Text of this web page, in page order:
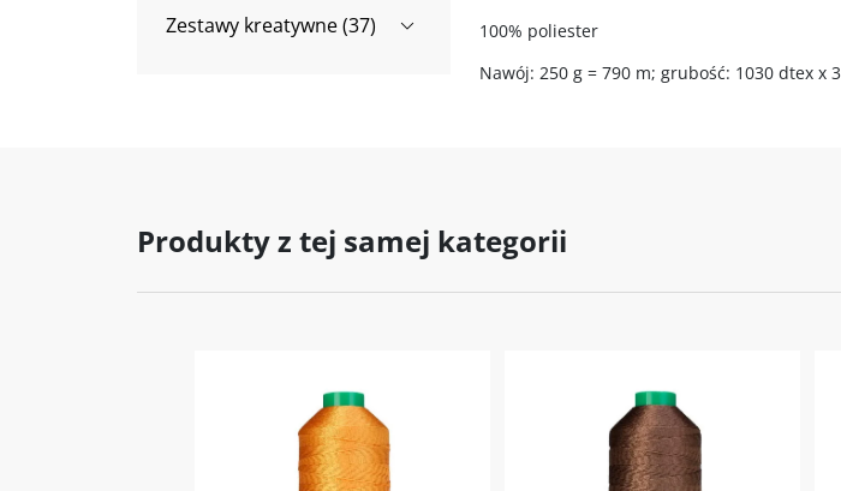
Zestawy kreatywne (37)
100% poliester
Nawój: 250 g = 790 m; grubość: 1030 dtex x 3
Produkty z tej samej kategorii